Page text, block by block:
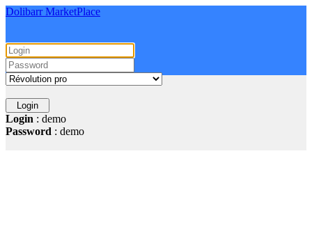
Dolibarr MarketPlace
Login : demo
Password : demo